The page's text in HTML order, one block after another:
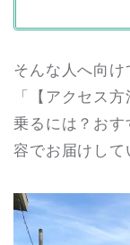
そんな人へ向
「【アクセス
乗るには？お
容でお届けして